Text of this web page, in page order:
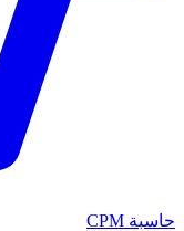
حاسبة CPM